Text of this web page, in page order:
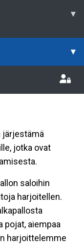
▾
▾
järjestämä
jotka ovat
saloihin
harjoitellen.
pojat, aiempaa
harjoittelemme